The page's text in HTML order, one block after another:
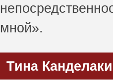
мной».
Тина Канделаки